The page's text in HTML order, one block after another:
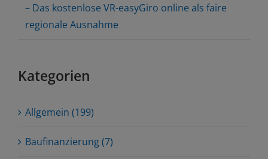
– Das kostenlose VR-easyGiro online als faire
regionale Ausnahme
Kategorien
Allgemein (199)
Baufinanzierung (7)